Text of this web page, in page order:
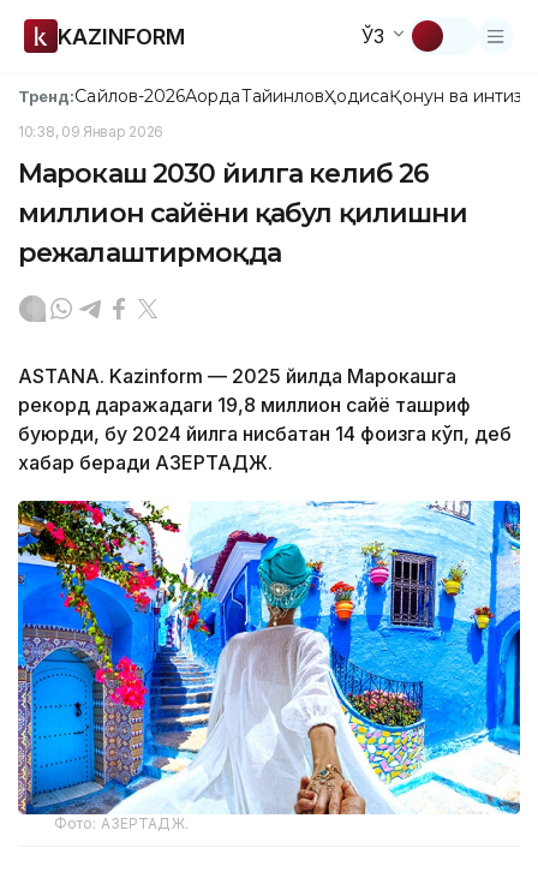
KAZINFORM ЎЗ
Тренд:Сайлов-2026АқордаТайинловҲодисаҚонун ва
10:38, 09 Январ 2026
Марокаш 2030 йилга келиб 26
миллион сайёҳни қабул қилишни
режалаштирмоқда
ASTANA. Kazinform — 2025 йилда Марокашга
рекорд даражадаги 19,8 миллион сайёҳ ташриф
буюрди, бу 2024 йилга нисбатан 14 фоизга кўп, деб
хабар беради АЗЕРТАДЖ.
Фото: АЗЕРТАДЖ.